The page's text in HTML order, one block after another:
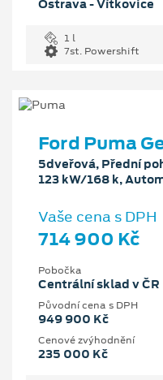
Ostrava - Vítkovice
1 l
7st. Powershift
Ford Puma
5dveřová, Přední
123 kW/168 k,
Vaše cena s DPH
714 900 Kč
Pobočka
Centrální sklad v ČR
Původní cena s DPH
949 900 Kč
Cenové zvýhodnění
235 000 Kč